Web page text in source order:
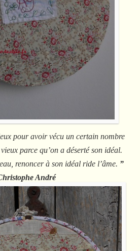
pour avoir vécu un certain nombre
parce qu’on a déserté son idéal.
renoncer à son idéal ride l’âme. ”
André